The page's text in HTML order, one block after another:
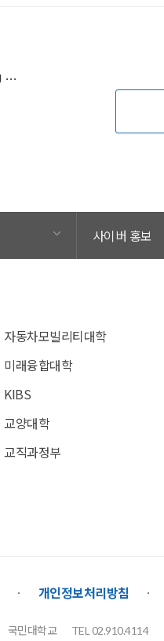
국민대-윤민창의투자재단, 실전 창업교육 및 투자 연계 위한 MOU 체결
사이버 홍보
자동차모빌리티대학
미래융합대학
KIBS
교양대학
교직과정부
개인정보처리방침
국민대학교 TEL 02.910.4114